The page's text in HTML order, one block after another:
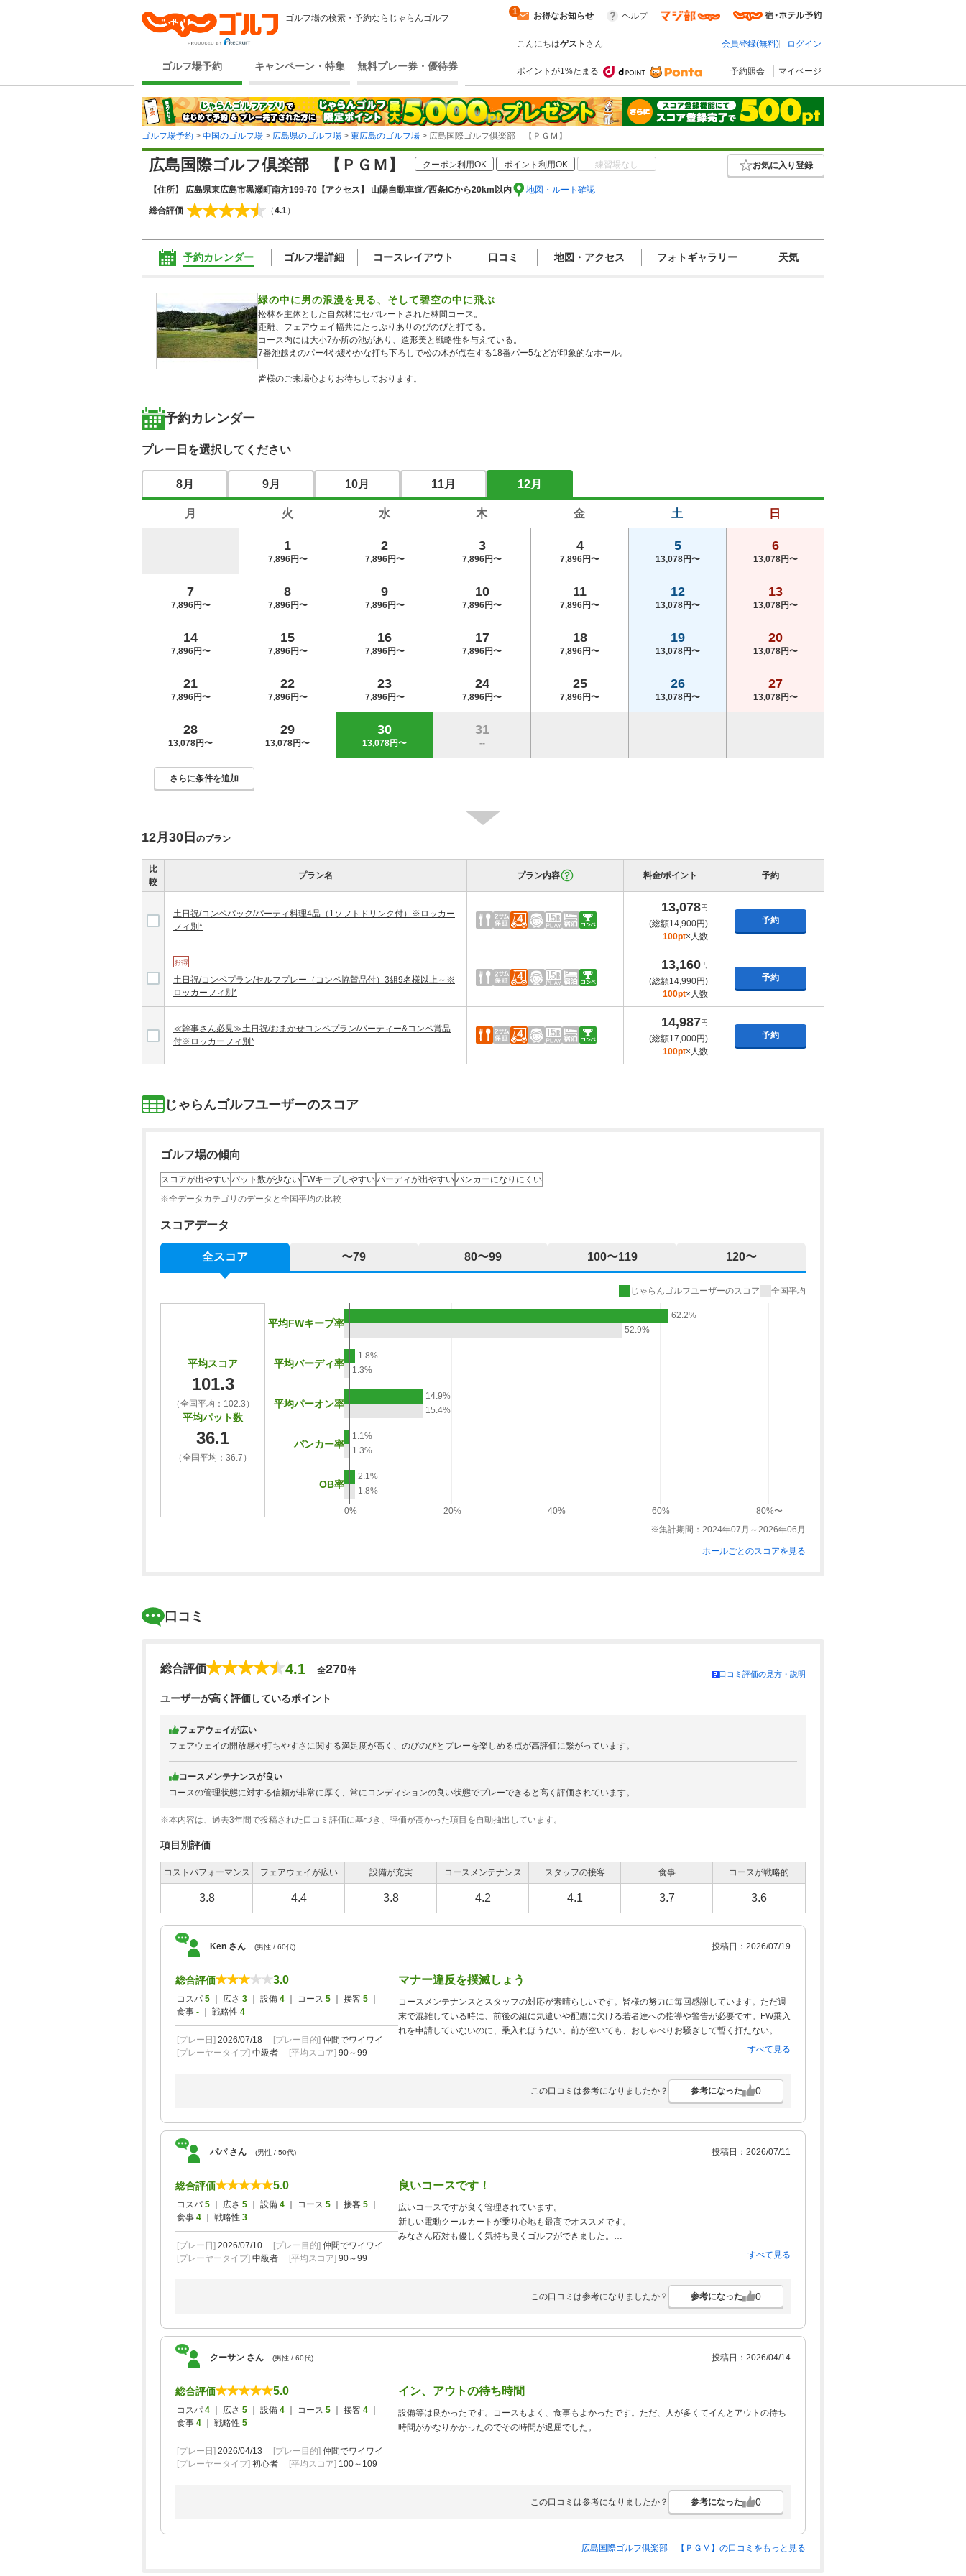
ゴルフ場の検索・予約ならじゃらんゴルフ
ゴルフ場予約 キャンペーン・特集 無料プレー券・優待券
お得なお知らせ
1 ヘルプ
こんにちはゲスト さん 会員登録(無料) ログイン
ポイントが1%たまる 予約照会 マイページ
ゴルフ場予約 > 中国のゴルフ場 > 広島県のゴルフ場 > 東広島のゴルフ場 > 広島国際ゴルフ倶楽部 【ＰＧＭ】
広島国際ゴルフ倶楽部 【ＰＧＭ】 クーポン利用OK ポイント利用OK 練習場なし お気に入り登録
【住所】 広島県東広島市黒瀬町南方199-70 【アクセス】 山陽自動車道 ⁄ 西条ICから20km以内 地図・ルート確認
総合評価 （4.1）
予約カレンダー ゴルフ場詳細 コースレイアウト 口コミ 地図・アクセス フォトギャラリー 天気
緑の中に男の浪漫を見る、そして碧空の中に飛ぶ
松林を主体とした自然林にセパレートされた林間コース。
距離、フェアウェイ幅共にたっぷりありのびのびと打てる。
コース内には大小7か所の池があり、造形美と戦略性を与えている。
7番池越えのパー4や緩やかな打ち下ろしで松の木が点在する18番パー5などが印象的なホール。
皆様のご来場心よりお待ちしております。
予約カレンダー
プレー日を選択してください
8月 9月 10月 11月 12月
月 火 水 木 金 土 日
1
7,896円〜
2
7,896円〜
3
7,896円〜
4
7,896円〜
5
13,078円〜
6
13,078円〜
7
7,896円〜
8
7,896円〜
9
7,896円〜
10
7,896円〜
11
7,896円〜
12
13,078円〜
13
13,078円〜
14
7,896円〜
15
7,896円〜
16
7,896円〜
17
7,896円〜
18
7,896円〜
19
13,078円〜
20
13,078円〜
21
7,896円〜
22
7,896円〜
23
7,896円〜
24
7,896円〜
25
7,896円〜
26
13,078円〜
27
13,078円〜
28
13,078円〜
29
13,078円〜
30
13,078円〜
31
--
さらに条件を追加
12月30日 のプラン
比
較
プラン名 プラン内容 料金/ポイント 予約
土日祝/コンペパック/パーティ料理4品（1ソフトドリンク付）※ロッカー
フィ別*
13,078円
(総額14,900円)
100pt×人数
予約
お得
土日祝/コンペプラン/セルフプレー（コンペ協賛品付）3組9名様以上～※
ロッカーフィ別*
13,160円
(総額14,990円)
100pt×人数
予約
≪幹事さん必見≫土日祝/おまかせコンペプラン/パーティー&コンペ賞品
付※ロッカーフィ別*
14,987円
(総額17,000円)
100pt×人数
予約
じゃらんゴルフユーザーのスコア
ゴルフ場の傾向
スコアが出やすいパット数が少ない FWキープしやすいバーディが出やすいバンカーになりにくい
※全データカテゴリのデータと全国平均の比較
スコアデータ
全スコア 〜79 80〜99 100〜119 120〜
じゃらんゴルフユーザーのスコア 全国平均
平均スコア
101.3
（全国平均：102.3）
平均パット数
36.1
（全国平均：36.7）
平均FWキープ率
62.2%
52.9%
平均バーディ率
1.8%
1.3%
平均パーオン率
14.9%
15.4%
バンカー率
1.1%
1.3%
OB率
2.1%
1.8%
0%
20% 40% 60%
80%〜
※集計期間：2024年07月～2026年06月
ホールごとのスコアを見る
口コミ
総合評価 4.1 全270件 口コミ評価の見方・説明
ユーザーが高く評価しているポイント
フェアウェイが広い
フェアウェイの開放感や打ちやすさに関する満足度が高く、のびのびとプレーを楽しめる点が高評価に繋がっています。
コースメンテナンスが良い
コースの管理状態に対する信頼が非常に厚く、常にコンディションの良い状態でプレーできると高く評価されています。
※本内容は、過去3年間で投稿された口コミ評価に基づき、評価が高かった項目を自動抽出しています。
項目別評価
コストパフォーマンス フェアウェイが広い 設備が充実 コースメンテナンス スタッフの接客 食事 コースが戦略的
3.8 4.4 3.8 4.2 4.1 3.7 3.6
Ken さん (男性 / 60代) 投稿日：2026/07/19
総合評価 3.0
コスパ 5 ｜ 広さ 3 ｜ 設備 4 ｜ コース 5 ｜ 接客 5
食事 - ｜ 戦略性 4
[プレー日] 2026/07/18 [プレー目的] 仲間でワイワイ
[プレーヤータイプ] 中級者 [平均スコア] 90～99
マナー違反を撲滅しょう
コースメンテナンスとスタッフの対応が素晴らしいです。皆様の努力に毎回感謝しています。ただ週
末で混雑している時に、前後の組に気遣いや配慮に欠ける若者達への指導や警告が必要です。FW乗入
れを申請していないのに、乗入れほうだい。前が空いても、おしゃべりお騒ぎして暫く打たない。後
ろはどんどん詰まっているのにお構いなし！たった一組のマナー違反が、スタッフの皆さんのご苦労
すべて見る
この口コミは参考になりましたか？ 参考になった 0
パパ さん (男性 / 50代) 投稿日：2026/07/11
総合評価 5.0
コスパ 5 ｜ 広さ 5 ｜ 設備 4 ｜ コース 5 ｜ 接客 5
食事 4 ｜ 戦略性 3
[プレー日] 2026/07/10 [プレー目的] 仲間でワイワイ
[プレーヤータイプ] 中級者 [平均スコア] 90～99
良いコースです！
広いコースですが良く管理されています。
新しい電動クールカートが乗り心地も最高でオススメです。
みなさん応対も優しく気持ち良くゴルフができました。
すべて見る
この口コミは参考になりましたか？ 参考になった 0
クーサン さん (男性 / 60代) 投稿日：2026/04/14
総合評価 5.0
コスパ 4 ｜ 広さ 5 ｜ 設備 4 ｜ コース 5 ｜ 接客 4
食事 4 ｜ 戦略性 5
[プレー日] 2026/04/13 [プレー目的] 仲間でワイワイ
[プレーヤータイプ] 初心者 [平均スコア] 100～109
イン、アウトの待ち時間
設備等は良かったです。コースもよく、食事もよかったです。ただ、人が多くてイんとアウトの待ち
時間がかなりかかったのでその時間が退屈でした。
この口コミは参考になりましたか？ 参考になった 0
広島国際ゴルフ倶楽部 【ＰＧＭ】の口コミをもっと見る